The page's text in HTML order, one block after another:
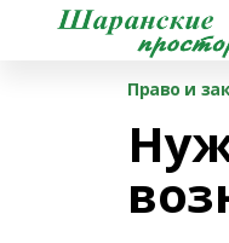
Право и